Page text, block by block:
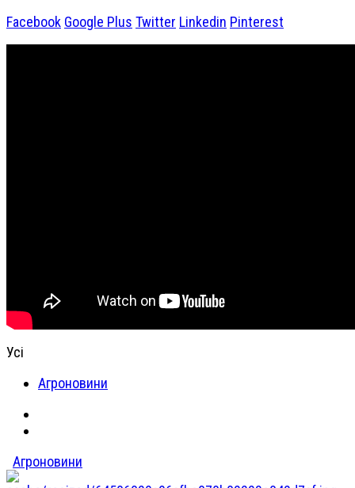
Facebook Google Plus Twitter Linkedin Pinterest
Усі
Агроновини
Агроновини